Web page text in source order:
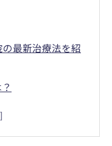
最新治療法を紹
色